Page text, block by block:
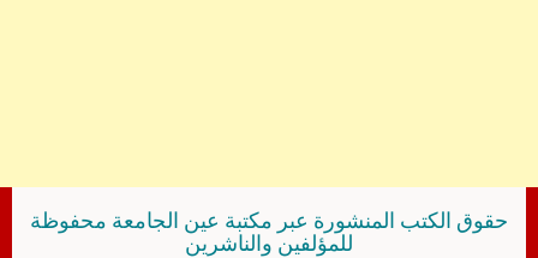
حقوق الكتب المنشورة عبر مكتبة عين الجامعة محفوظة
للمؤلفين والناشرين